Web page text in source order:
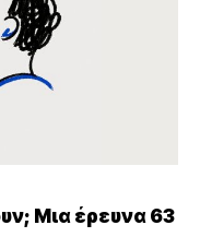
Μια έρευνα 63